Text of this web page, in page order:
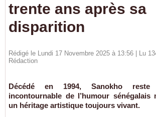
trente ans après sa
disparition
Rédigé le Lundi 17 Novembre 2025 à 13:56 | Lu
Rédaction
Décédé en 1994, Sanokho reste
incontournable de l’humour sénégalais
un héritage artistique toujours vivant.